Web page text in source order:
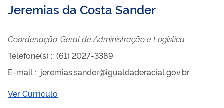
Jeremias da Costa Sander
Coordenação-Geral de Administração e Logística
Telefone(s) : (61) 2027-3389
E-mail : jeremias.sander@igualdaderacial.gov.br
Ver Currículo